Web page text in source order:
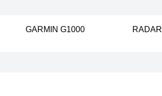
GARMIN G1000 RADAR